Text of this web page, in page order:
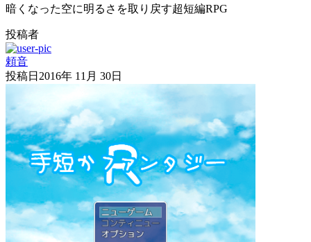
暗くなった空に明るさを取り戻す超短編RPG
投稿者
頼音
投稿日 2016年 11月 30日